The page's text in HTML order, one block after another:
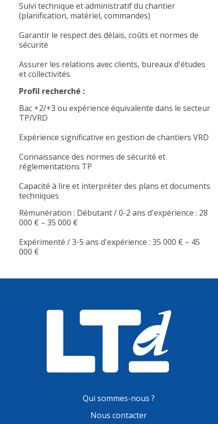
Suivi technique et administratif du chantier
(planification, matériel, commandes)
Garantir le respect des délais, coûts et normes de
sécurité
Assurer les relations avec clients, bureaux d'études
et collectivités
Profil recherché :
Bac +2/+3 ou expérience équivalente dans le secteur
TP/VRD
Expérience significative en gestion de chantiers VRD
Connaissance des normes de sécurité et
réglementations TP
Capacité à lire et interpréter des plans et documents
techniques
Rémunération : Débutant / 0-2 ans d'expérience : 28
000 € – 35 000 €
Expérimenté / 3-5 ans d'expérience : 35 000 € – 45
000 €
Qui sommes-nous ?
Nous contacter